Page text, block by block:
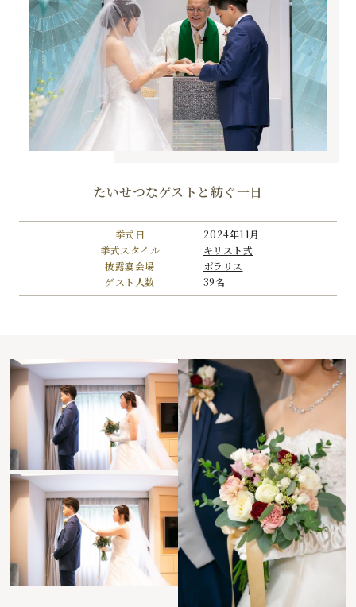
たいせつなゲストと紡ぐ一日
挙式日
2024年11月
挙式スタイル
キリスト式
披露宴会場
ポラリス
ゲスト人数
39名